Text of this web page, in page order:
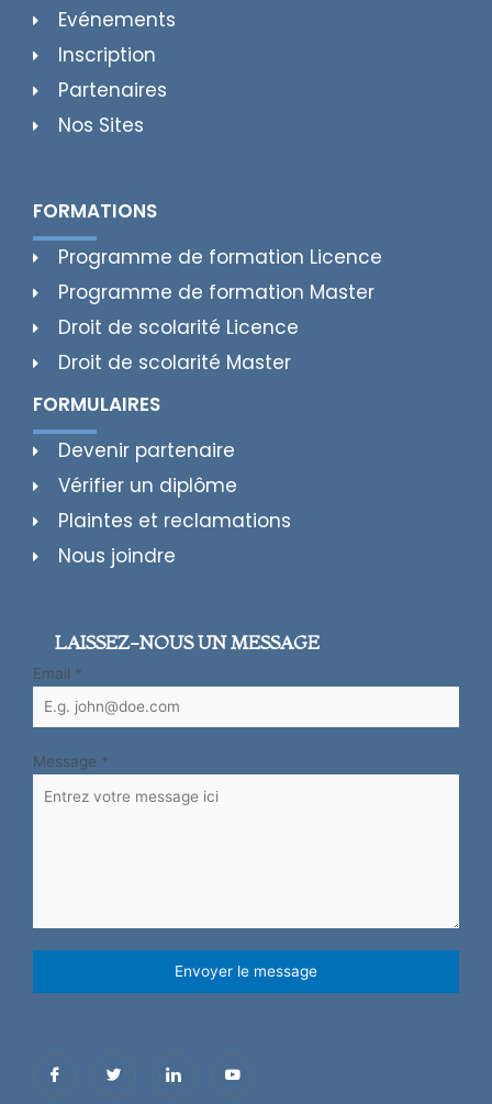
Evénements
Inscription
Partenaires
Nos Sites
FORMATIONS
Programme de formation Licence
Programme de formation Master
Droit de scolarité Licence
Droit de scolarité Master
FORMULAIRES
Devenir partenaire
Vérifier un diplôme
Plaintes et reclamations
Nous joindre
LAISSEZ-NOUS UN MESSAGE
Email *
Message *
Envoyer le message